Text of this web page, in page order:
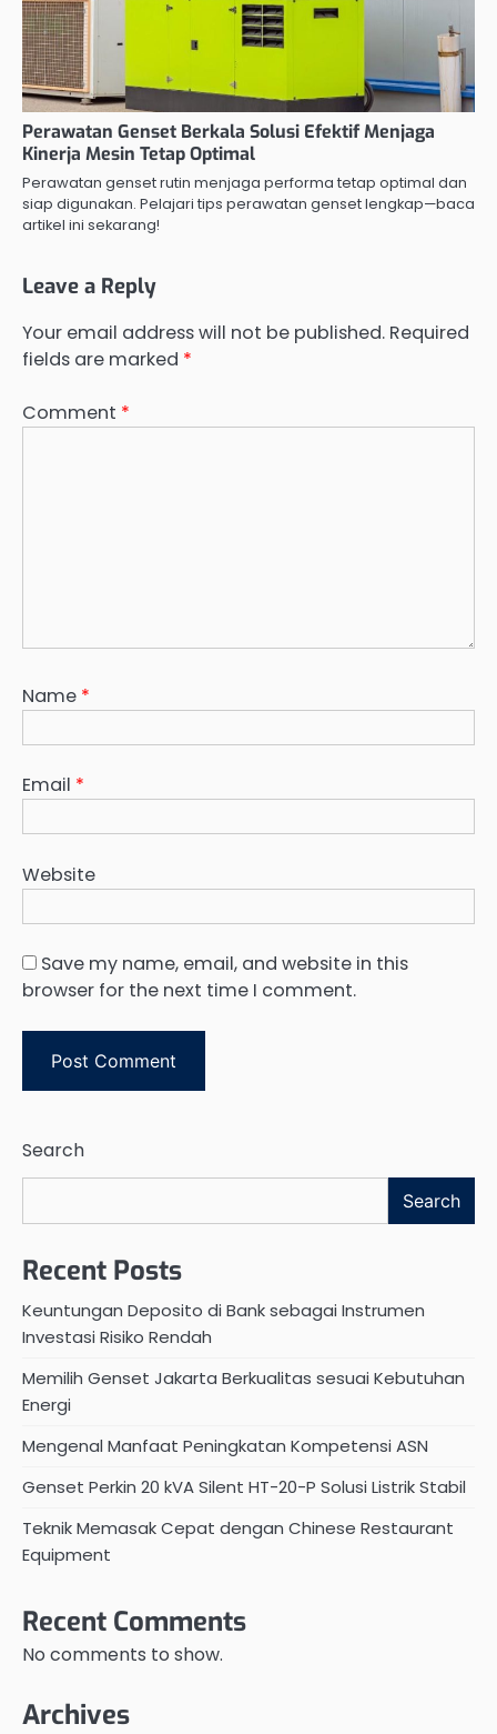
Perawatan Genset Berkala Solusi Efektif Menjaga
Kinerja Mesin Tetap Optimal
Perawatan genset rutin menjaga performa tetap optimal dan
siap digunakan. Pelajari tips perawatan genset lengkap—baca
artikel ini sekarang!
Leave a Reply
Your email address will not be published. Required
fields are marked *
Comment *
Name *
Email *
Website
Save my name, email, and website in this
browser for the next time I comment.
Search
Search
Recent Posts
Keuntungan Deposito di Bank sebagai Instrumen
Investasi Risiko Rendah
Memilih Genset Jakarta Berkualitas sesuai Kebutuhan
Energi
Mengenal Manfaat Peningkatan Kompetensi ASN
Genset Perkin 20 kVA Silent HT-20-P Solusi Listrik Stabil
Teknik Memasak Cepat dengan Chinese Restaurant
Equipment
Recent Comments
No comments to show.
Archives